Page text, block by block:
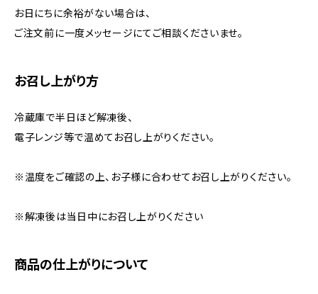
お日にちに余裕がない場合は、
ご注文前に一度メッセージにてご相談くださいませ。
お召し上がり方
冷蔵庫で半日ほど解凍後、
電子レンジ等で温めてお召し上がりください。
※温度をご確認の上、お子様に合わせてお召し上がりください。
※解凍後は当日中にお召し上がりください
商品の仕上がりについて